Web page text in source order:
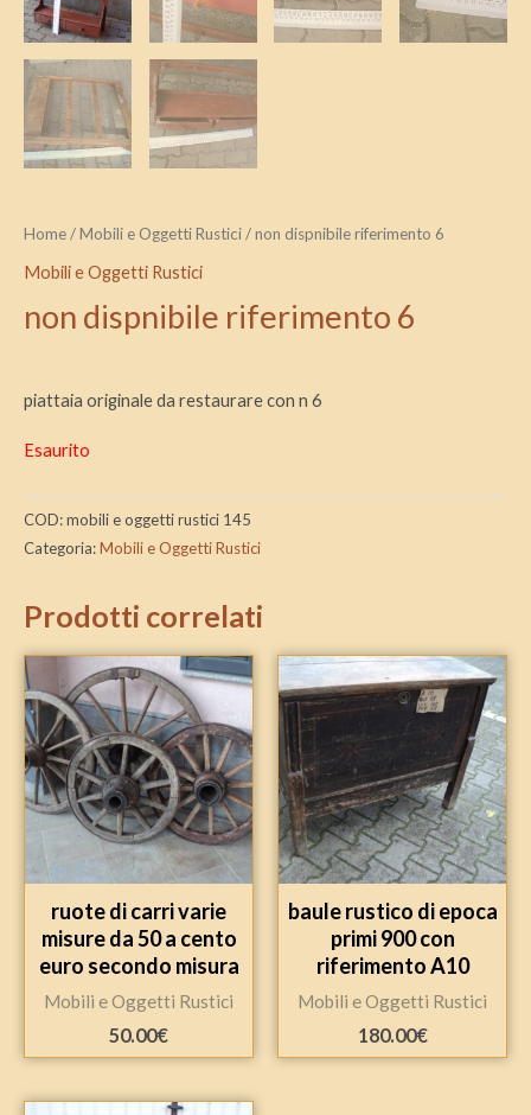
Home/Mobili e Oggetti Rustici/ non dispnibile riferimento 6
Mobili e Oggetti Rustici
non dispnibile riferimento 6
piattaia originale da restaurare con n 6
Esaurito
COD:mobili e oggetti rustici 145
Categoria:Mobili e Oggetti Rustici
Prodotti correlati
ruote di carri varie
misure da 50 a cento
euro secondo misura
Mobili e Oggetti Rustici
50.00€
baule rustico di epoca
primi 900 con
riferimento A10
Mobili e Oggetti Rustici
180.00€